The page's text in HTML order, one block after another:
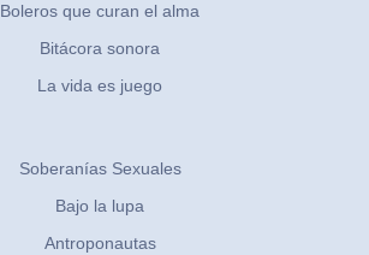
Boleros que curan el alma
Bitácora sonora
La vida es juego
Soberanías Sexuales
Bajo la lupa
Antroponautas